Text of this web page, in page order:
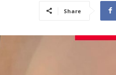
Share